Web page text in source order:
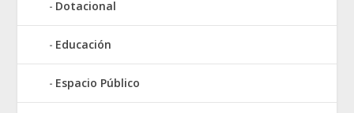
Dotacional
Educación
Espacio Público